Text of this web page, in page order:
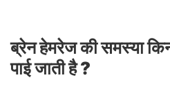
ब्रेन हेमरेज की समस्या
पाई जाती है ?